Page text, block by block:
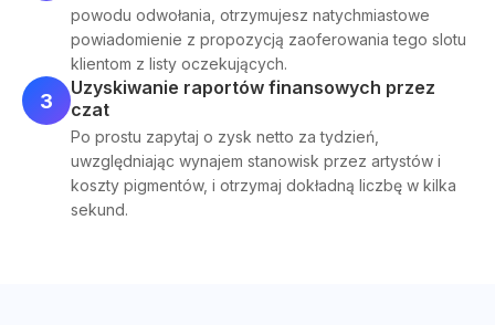
powodu odwołania, otrzymujesz natychmiastowe
powiadomienie z propozycją zaoferowania tego slotu
klientom z listy oczekujących.
3
Uzyskiwanie raportów finansowych przez
czat
Po prostu zapytaj o zysk netto za tydzień,
uwzględniając wynajem stanowisk przez artystów i
koszty pigmentów, i otrzymaj dokładną liczbę w kilka
sekund.